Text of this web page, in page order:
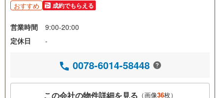
おすすめ 成約でもらえる
営業時間
9:00-20:00
定休日
-
0078-6014-58448
この会社の物件詳細を見る （画像36枚）